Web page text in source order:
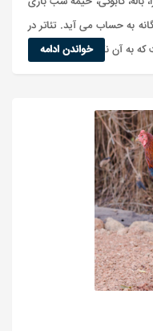
به حساب می آید. تئاتر در
به آن نگاه می کنید....
خواندن ادامه